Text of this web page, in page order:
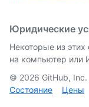
Юридические
Некоторые из
на компьютер или
© 2026 GitHub, Inc.
Состояние
Цены